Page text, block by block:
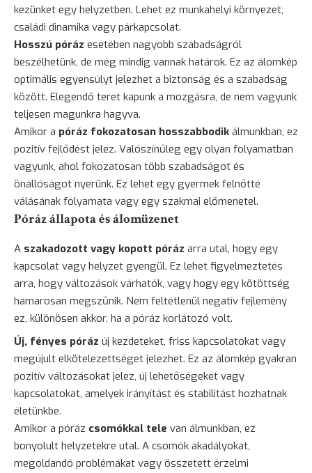
kezünket egy helyzetben. Lehet ez munkahelyi környezet,
családi dinamika vagy párkapcsolat.
Hosszú póráz esetében nagyobb szabadságról
beszélhetünk, de még mindig vannak határok. Ez az álomkép
optimális egyensúlyt jelezhet a biztonság és a szabadság
között. Elegendő teret kapunk a mozgásra, de nem vagyunk
teljesen magunkra hagyva.
Amikor a póráz fokozatosan hosszabbodikálmunkban, ez
pozitív fejlődést jelez. Valószínűleg egy olyan folyamatban
vagyunk, ahol fokozatosan több szabadságot és
önállóságot nyerünk. Ez lehet egy gyermek felnőtté
válásának folyamata vagy egy szakmai előmenetel.
Póráz állapota és álomüzenet
A szakadozott vagy kopott póráz arra utal, hogy egy
kapcsolat vagy helyzet gyengül. Ez lehet figyelmeztetés
arra, hogy változások várhatók, vagy hogy egy kötöttség
hamarosan megszűnik. Nem feltétlenül negatív fejlemény
ez, különösen akkor, ha a póráz korlátozó volt.
Új, fényes póráz új kezdeteket, friss kapcsolatokat vagy
megújult elkötelezettséget jelezhet. Ez az álomkép gyakran
pozitív változásokat jelez, új lehetőségeket vagy
kapcsolatokat, amelyek irányítást és stabilitást hozhatnak
életünkbe.
Amikor a póráz csomókkal tele van álmunkban, ez
bonyolult helyzetekre utal. A csomók akadályokat,
megoldandó problémákat vagy összetett érzelmi